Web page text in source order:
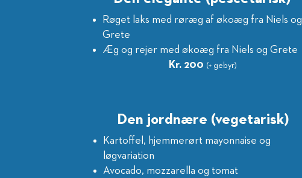
Røget laks med røræg af økoæg fra Niels og
Grete
Æg og rejer med økoæg fra Niels og Grete
Kr. 200 (+ gebyr)
Den jordnære (vegetarisk)
Kartoffel, hjemmerørt mayonnaise og
løgvariation
Avocado, mozzarella og tomat